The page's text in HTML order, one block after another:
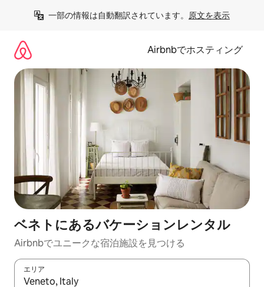
一部の情報は自動翻訳されています。 原文を表示
Airbnbでホスティング
ベネトにあるバケーションレンタル
Airbnbでユニークな宿泊施設を見つける
エリア
検索結果が表示されたら、上下の矢印キーを使って移動するか